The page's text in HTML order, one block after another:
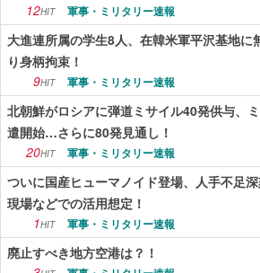
12HIT 軍事・ミリタリー速報
大進連所属の学生8人、在韓米軍平沢基地
り身柄拘束！
9HIT 軍事・ミリタリー速報
北朝鮮がロシアに弾道ミサイル40発供与、
遣開始…さらに80発見通し！
20HIT 軍事・ミリタリー速報
ついに国産ヒューマノイド登場、人手不足
現場などでの活用想定！
1HIT 軍事・ミリタリー速報
廃止すべき地方空港は？！